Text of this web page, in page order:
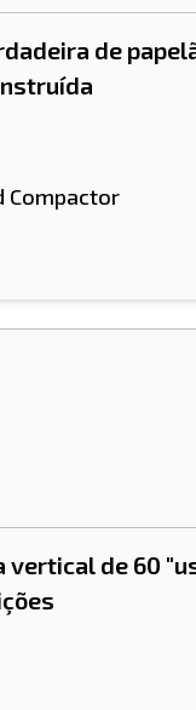
de
Compactor
vertical de 60